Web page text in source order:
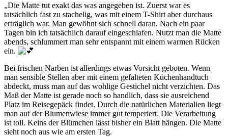
„Die Matte tut exakt das was angegeben ist. Zuerst war es
tatsächlich fast zu stachelig, was mit einem T-Shirt aber durchaus
erträglich war. Man gewöhnt sich schnell daran. Nach ein paar
Tagen bin ich tatsächlich darauf eingeschlafen. Nutzt man die Matte
abends, schlummert man sehr entspannt mit einem warmen Rücken
ein.
Bei frischen Narben ist allerdings etwas Vorsicht geboten. Wenn
man sensible Stellen aber mit einem gefalteten Küchenhandtuch
abdeckt, muss man auf das wohlige Gestichel nicht verzichten. Das
Maß der Matte ist gerade noch so handlich, dass sie ausreichend
Platz im Reisegepäck findet. Durch die natürlichen Materialien liegt
man auf der Blumenwiese immer gut temperiert. Die Verarbeitung
ist toll. Keins der Blümchen lässt bisher ein Blatt hängen. Die Matte
sieht noch aus wie am ersten Tag.